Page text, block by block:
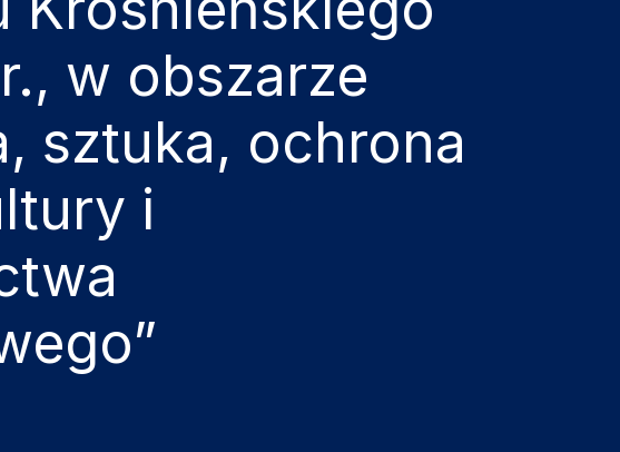
w obszarze
sztuka, ochrona
i